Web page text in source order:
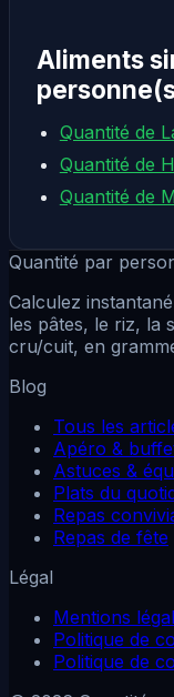
Aliments
Quantité de
Quantité de
Quantité de
Quantité par
Calculez
les pâtes, le riz, la
cru/cuit, en
Blog
Tous les
Apéro &
Astuces &
Plats du
Repas
Repas de fête
Légal
Mentions
Politique de
Politique de